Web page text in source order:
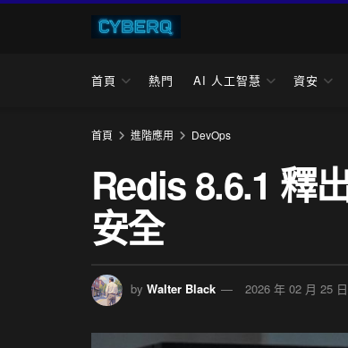
首頁 熱門 AI 人工智慧 資安
首頁 進階應用 DevOps
Redis 8.6.1 釋
安全
by Walter Black 2026 年 02 月 25